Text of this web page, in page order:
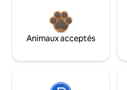
Animaux acceptés